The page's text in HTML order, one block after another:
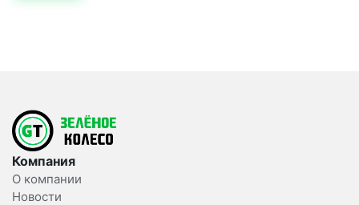
Компания
О компании
Новости